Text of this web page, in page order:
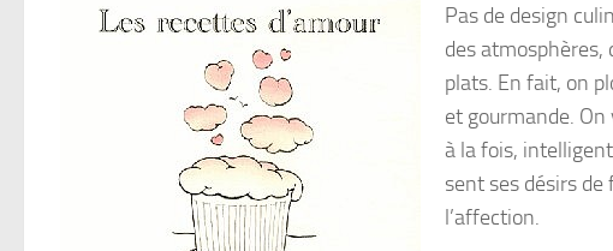
Pas de design
des atmosphères,
plats. En fait, on
et gourmande.
à la fois,
sent ses désirs de
l’affection.